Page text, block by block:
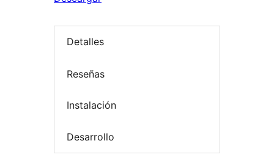
Detalles
Reseñas
Instalación
Desarrollo